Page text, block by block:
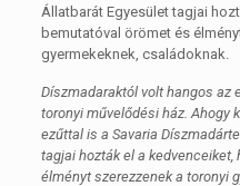
Állatbarát Egyesület tagjai
bemutatóval örömet és
gyermekeknek, családoknak.
Díszmadaraktól volt hangos az
toronyi művelődési ház. Ahogy
ezűttal is a Savaria
tagjai hozták el a
élményt szerezzenek a toronyi